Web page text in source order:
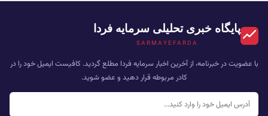
پایگاه خبری تحلیلی سرمایه فردا
SARMAYEFARDA
با عضویت در خبرنامه، از آخرین اخبار سرمایه فردا مطلع گردید. کافیست ایمیل خود را در
کادر مربوطه قرار دهید و عضو شوید.